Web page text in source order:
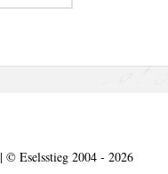
| ©Eselsstieg 2004 - 2026